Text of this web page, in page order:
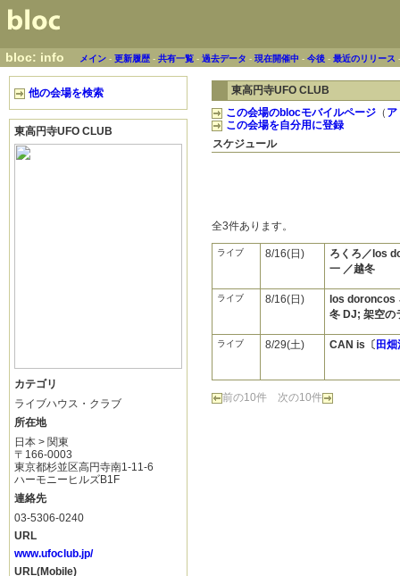
bloc: info メイン -更新履歴 -共有一覧 -過去データ -現在開催中 -今後 -最近のリリース
他の会場を検索
東高円寺UFO CLUB
カテゴリ
ライブハウス・クラブ
所在地
日本 > 関東
〒166-0003
東京都杉並区高円寺南1-11-6
ハーモニーヒルズB1F
連絡先
03-5306-0240
URL
www.ufoclub.jp/
URL(Mobile)
東高円寺UFO CLUB
この会場のblocモバイルページ （ ア
この会場を自分用に登録
スケジュール
全3件あります。
ライブ 8/16(日)
ろくろ／los
一 ／越冬
ライブ 8/16(日)
los doroncos
冬 DJ; 架空の
ライブ 8/29(土) CAN is〔 田
前の10件 次の10件